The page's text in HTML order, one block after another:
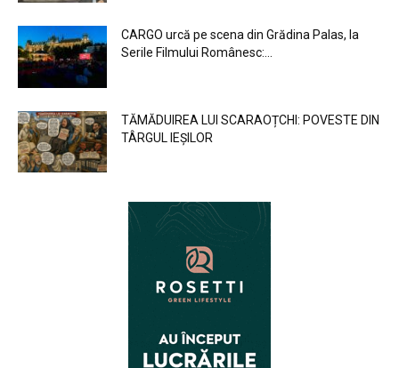
CARGO urcă pe scena din Grădina Palas, la
Serile Filmului Românesc:...
TĂMĂDUIREA LUI SCARAOȚCHI: POVESTE DIN
TÂRGUL IEȘILOR